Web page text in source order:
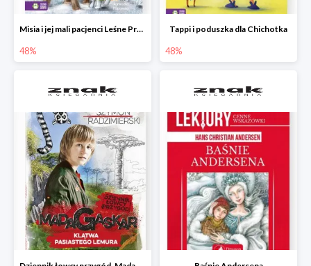
Misia i jej mali pacjenci Leśne Przytulisko
48%
Tappi i poduszka dla Chichotka
48%